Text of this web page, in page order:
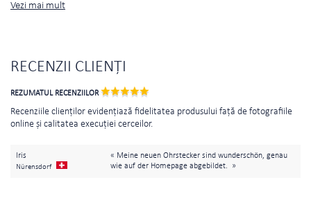
Vezi mai mult
RECENZII CLIENȚI
REZUMATUL RECENZIILOR
Recenziile clienților evidențiază fidelitatea produsului față de fotografiile
online și calitatea execuției cerceilor.
Iris
Nürensdorf
« Meine neuen Ohrstecker sind wunderschön, genau
wie auf der Homepage abgebildet. »